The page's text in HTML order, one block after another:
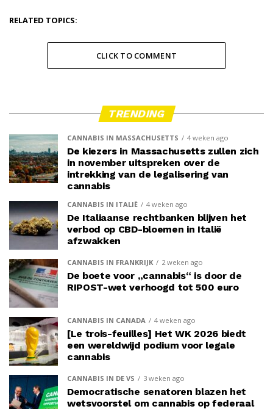
RELATED TOPICS:
CLICK TO COMMENT
TRENDING
CANNABIS IN MASSACHUSETTS 4 weken ago
De kiezers in Massachusetts zullen zich
in november uitspreken over de
intrekking van de legalisering van
cannabis
CANNABIS IN ITALIË 4 weken ago
De Italiaanse rechtbanken blijven het
verbod op CBD-bloemen in Italië
afzwakken
CANNABIS IN FRANKRIJK 2 weken ago
De boete voor „cannabis“ is door de
RIPOST-wet verhoogd tot 500 euro
CANNABIS IN CANADA 4 weken ago
[Le trois-feuilles] Het WK 2026 biedt
een wereldwijd podium voor legale
cannabis
CANNABIS IN DE VS 3 weken ago
Democratische senatoren blazen het
wetsvoorstel om cannabis op federaal